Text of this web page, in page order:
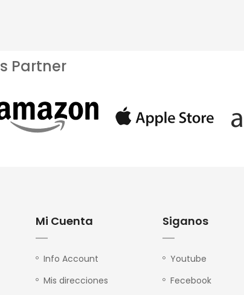
Partner
Mi Cuenta
Info Account
Mis direcciones
Siganos
Youtube
Fecebook